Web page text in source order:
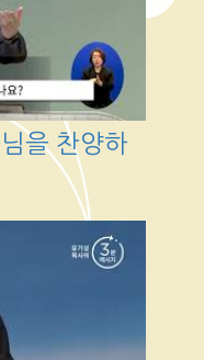
을 찬양하